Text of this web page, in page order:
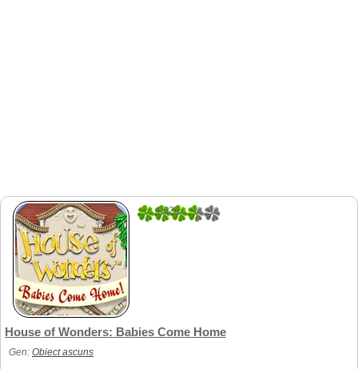
4.625
House of Wonders: Babies Come Home
Gen: Obiect ascuns